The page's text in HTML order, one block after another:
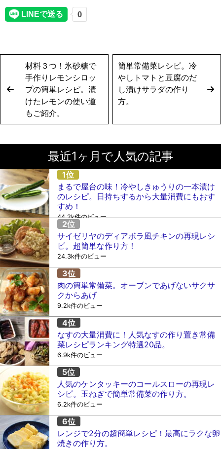
材料３つ！氷砂糖で
手作りレモンシロッ
プの簡単レシピ。漬
けたレモンの使い道
もご紹介。
簡単常備菜レシピ。冷
やしトマトと豆腐のだ
し漬けサラダの作り
方。
最近1ヶ月で人気の記事
まるで屋台の味！冷やしきゅうりの一本漬け
のレシピ。日持ちするから大量消費にもおす
すめ！
44.2k件のビュー
サイゼリヤのディアボラ風チキンの再現レシ
ピ。超簡単な作り方！
24.3k件のビュー
肉の簡単常備菜。オーブンであげないサクサ
クからあげ
9.2k件のビュー
なすの大量消費に！人気なすの作り置き常備
菜レシピランキング特選20品。
6.9k件のビュー
人気のケンタッキーのコールスローの再現レ
シピ。玉ねぎで簡単常備菜の作り方。
6.2k件のビュー
レンジで2分の超簡単レシピ！最高にラクな卵
焼きの作り方。